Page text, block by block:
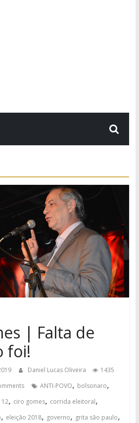
| Falta de
foi!
Daniel Lucas Oliveira
1435
ANTI-POVO, bolsonaro,
12, ciro gomes, corrida eleitoral,
, eleição 2018, governo, grita são paulo,